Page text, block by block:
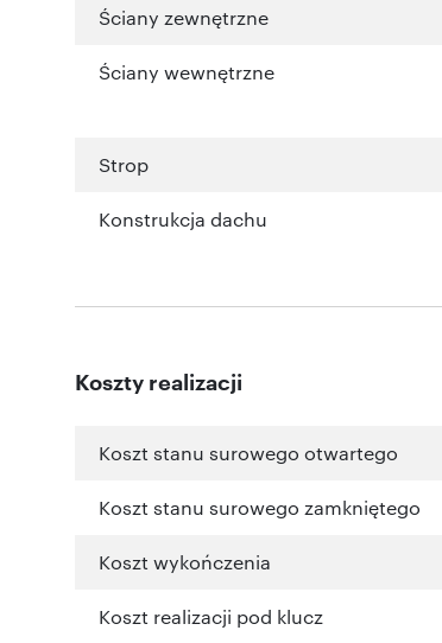
Ściany zewnętrzne
Ściany wewnętrzne
Strop
Konstrukcja dachu
Koszty realizacji
Koszt stanu surowego otwartego
Koszt stanu surowego zamkniętego
Koszt wykończenia
Koszt realizacji pod klucz